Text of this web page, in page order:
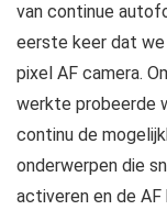
van continue
eerste keer dat
pixel AF camera.
werkte probeerde
continu de
onderwerpen die
activeren en de